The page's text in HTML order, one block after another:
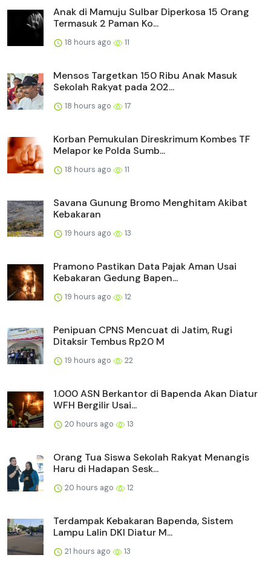
Anak di Mamuju Sulbar Diperkosa 15 Orang
Termasuk 2 Paman Ko...
18 hours ago 11
Mensos Targetkan 150 Ribu Anak Masuk
Sekolah Rakyat pada 202...
18 hours ago 17
Korban Pemukulan Direskrimum Kombes TF
Melapor ke Polda Sumb...
18 hours ago 11
Savana Gunung Bromo Menghitam Akibat
Kebakaran
19 hours ago 13
Pramono Pastikan Data Pajak Aman Usai
Kebakaran Gedung Bapen...
19 hours ago 12
Penipuan CPNS Mencuat di Jatim, Rugi
Ditaksir Tembus Rp20 M
19 hours ago 22
1.000 ASN Berkantor di Bapenda Akan Diatur
WFH Bergilir Usai...
20 hours ago 13
Orang Tua Siswa Sekolah Rakyat Menangis
Haru di Hadapan Sesk...
20 hours ago 12
Terdampak Kebakaran Bapenda, Sistem
Lampu Lalin DKI Diatur M...
21 hours ago 13